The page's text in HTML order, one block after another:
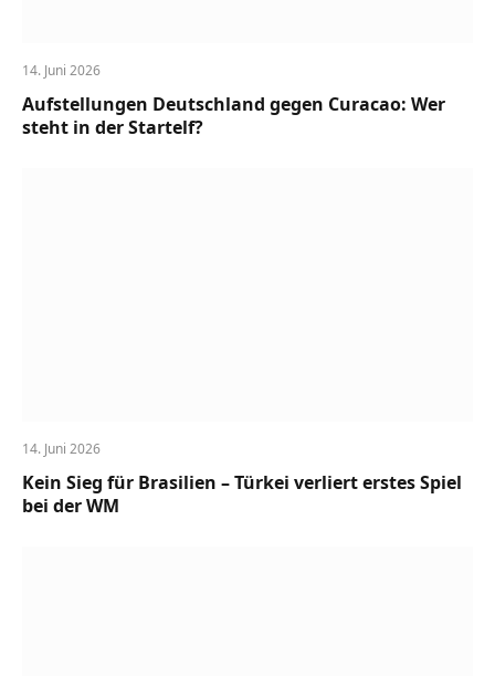
14. Juni 2026
Aufstellungen Deutschland gegen Curacao: Wer
steht in der Startelf?
14. Juni 2026
Kein Sieg für Brasilien – Türkei verliert erstes Spiel
bei der WM